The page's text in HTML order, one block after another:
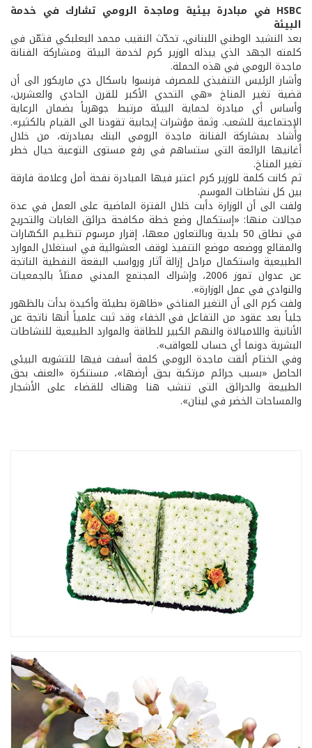
HSBC في مبادرة بيئية وماجدة الرومي تشارك في خدمة
البيئة
بعد النشيد الوطني اللبناني، تحدّث النقيب محمد البعلبكي فثمّن في
كلمته الجهد الذي يبذله الوزير كرم لخدمة البيئة ومشاركة الفنانة
ماجدة الرومي في هذه الحملة.
وأشار الرئيس التنفيذي للمصرف فرنسوا باسكال دي ماريكور الى أن
قضية تغير المناخ «هي التحدي الأكبر للقرن الحادي والعشرين،
وأساس أي مبادرة لحماية البيئة مرتبط جوهرياً بضمان الرعاية
الإجتماعية للشعب. وثمة مؤشرات إيجابية تقودنا الى القيام بالكثير».
وأشاد بمشاركة الفنانة ماجدة الرومي البنك بمبادرته، من خلال
أغانيها الرائعة التي ستساهم في رفع مستوى التوعية حيال خطر
تغير المناخ.
ثم كانت كلمة للوزير كرم اعتبر فيها المبادرة نفحة أمل وعلامة فارقة
بين كل نشاطات الموسم.
ولفت الى أن الوزارة دأبت خلال الفترة الماضية على العمل في عدة
مجالات منها: «إستكمال وضع خطة مكافحة حرائق الغابات والتحريج
في نطاق 50 بلدية وبالتعاون معها، إقرار مرسوم تنظـيم الكسّارات
والمقالع ووضعه موضع التنفيذ لوقف العشوائية في استغلال الموارد
الطبيعية واستكمال مراحل إزالة آثار ورواسب البقعة النفطية الناتجة
عن عدوان تموز 2006، وإشراك المجتمع المدني ممثلاً بالجمعيات
والنوادي في عمل الوزارة».
ولفت كرم الى أن التغير المناخي «ظاهرة بطيئة وأكيدة بدأت بالظهور
جلياً بعد عقود من التفاعل في الخفاء وقد ثبت علمياً أنها ناتجة عن
الأنانية واللامبالاة والنهم الكبير للطاقة والموارد الطبيعية للنشاطات
البشرية دونما أي حساب للعواقب».
وفي الختام ألقت ماجدة الرومي كلمة أسفت فيها للتشويه البيئي
الحاصل «بسبب جرائم مرتكبة بحق أرضها»، مستنكرة «العنف بحق
الطبيعة والحرائق التي تنشب هنا وهناك للقضاء على الأشجار
والمساحات الخضر في لبنان».